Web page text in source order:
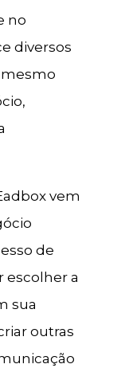
no
diversos
vem
de
escolher a
sua
outras